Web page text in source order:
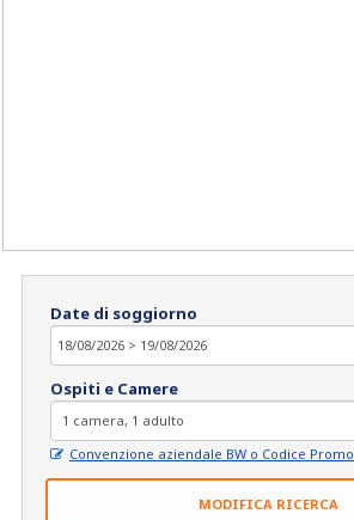
Date di soggiorno
Ospiti e Camere
Convenzione aziendale BW o Codice Promo
MODIFICA RICERCA